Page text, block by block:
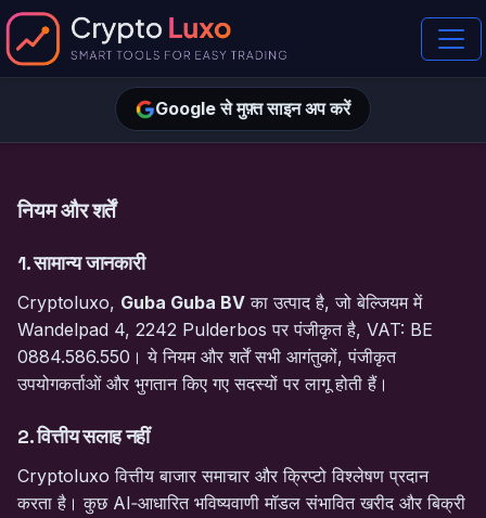
Google से मुफ़्त साइन अप करें
नियम और शर्तें
1. सामान्य जानकारी
Cryptoluxo, Guba Guba BV का उत्पाद है, जो बेल्जियम में
Wandelpad 4, 2242 Pulderbos पर पंजीकृत है, VAT: BE
0884.586.550। ये नियम और शर्तें सभी आगंतुकों, पंजीकृत
उपयोगकर्ताओं और भुगतान किए गए सदस्यों पर लागू होती हैं।
2. वित्तीय सलाह नहीं
Cryptoluxo वित्तीय बाजार समाचार और क्रिप्टो विश्लेषण प्रदान
करता है। कुछ AI‑आधारित भविष्यवाणी मॉडल संभावित खरीद और बिक्री